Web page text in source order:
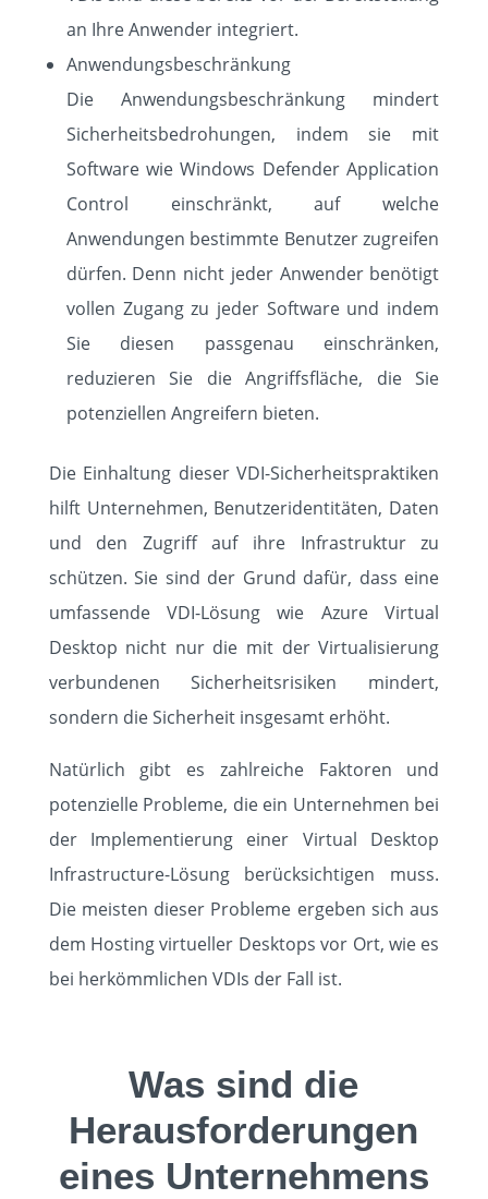
an Ihre Anwender integriert.
Anwendungsbeschränkung
Die Anwendungsbeschränkung mindert
Sicherheitsbedrohungen, indem sie mit
Software wie Windows Defender Application
Control einschränkt, auf welche
Anwendungen bestimmte Benutzer zugreifen
dürfen. Denn nicht jeder Anwender benötigt
vollen Zugang zu jeder Software und indem
Sie diesen passgenau einschränken,
reduzieren Sie die Angriffsfläche, die Sie
potenziellen Angreifern bieten.
Die Einhaltung dieser VDI-Sicherheitspraktiken
hilft Unternehmen, Benutzeridentitäten, Daten
und den Zugriff auf ihre Infrastruktur zu
schützen. Sie sind der Grund dafür, dass eine
umfassende VDI-Lösung wie Azure Virtual
Desktop nicht nur die mit der Virtualisierung
verbundenen Sicherheitsrisiken mindert,
sondern die Sicherheit insgesamt erhöht.
Natürlich gibt es zahlreiche Faktoren und
potenzielle Probleme, die ein Unternehmen bei
der Implementierung einer Virtual Desktop
Infrastructure-Lösung berücksichtigen muss.
Die meisten dieser Probleme ergeben sich aus
dem Hosting virtueller Desktops vor Ort, wie es
bei herkömmlichen VDIs der Fall ist.
Was sind die
Herausforderungen
eines Unternehmens